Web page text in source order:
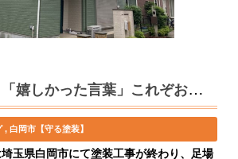
埼玉県白岡市 「嬉しかった言葉」これぞお客様と一緒に考え・歩んで、良かった！
白岡市【守る塗装】
玉県白岡市にて塗装工事が終わり、足場